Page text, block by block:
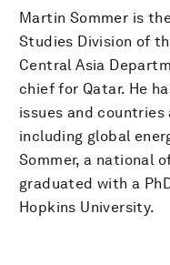
Martin Sommer is
Studies Division of
Central Asia
chief for Qatar. He
issues and
including global
Sommer, a national
graduated with a
Hopkins University.